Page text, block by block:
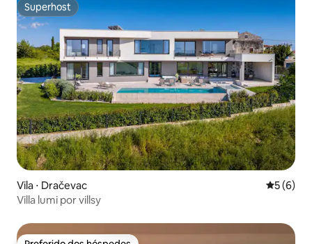
Superhost
Superhost
Vila ⋅ Dračevac 5 de
5 (6)
Villa lumi por villsy